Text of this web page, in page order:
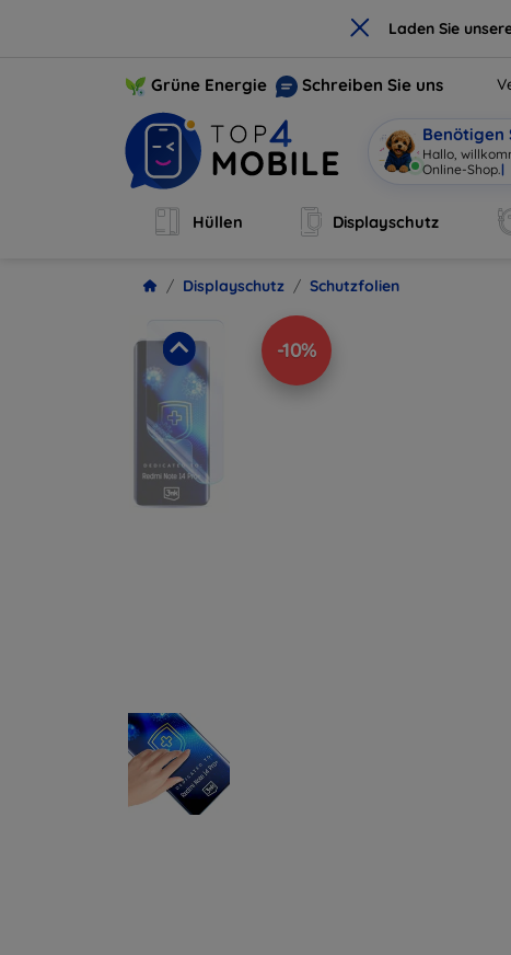
× Laden Sie
Grüne Energie Schreiben Sie uns
Benötigen
I|
Hüllen Displayschutz
Displayschutz Schutzfolien
-10%